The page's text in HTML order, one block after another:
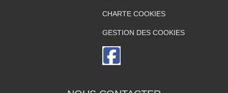
CHARTE COOKIES
GESTION DES COOKIES